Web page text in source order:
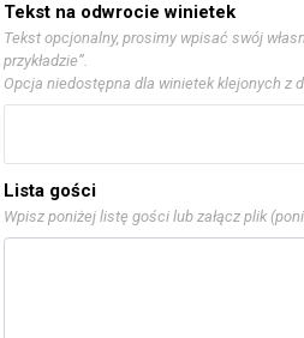
Tekst na odwrocie winietek
Tekst opcjonalny, prosimy wpisać swój
przykładzie”.
Opcja niedostępna dla winietek klejonych z
Lista gości
Wpisz poniżej listę gości lub załącz plik